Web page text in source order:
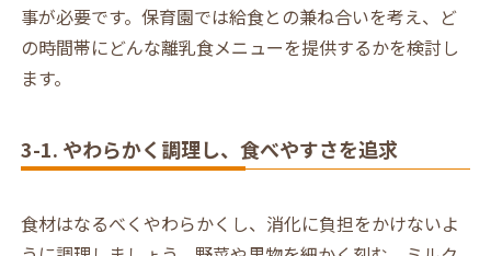
事が必要です。保育園では給食との兼ね合いを考え、ど
の時間帯にどんな離乳食メニューを提供するかを検討し
ます。
3-1. やわらかく調理し、食べやすさを追求
食材はなるべくやわらかくし、消化に負担をかけないよ